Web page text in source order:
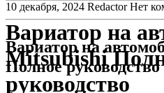
Вариатор на
Mitsubishi
руководство
10 декабря, 2024 Redactor Нет
Вариатор на
Полное руководство